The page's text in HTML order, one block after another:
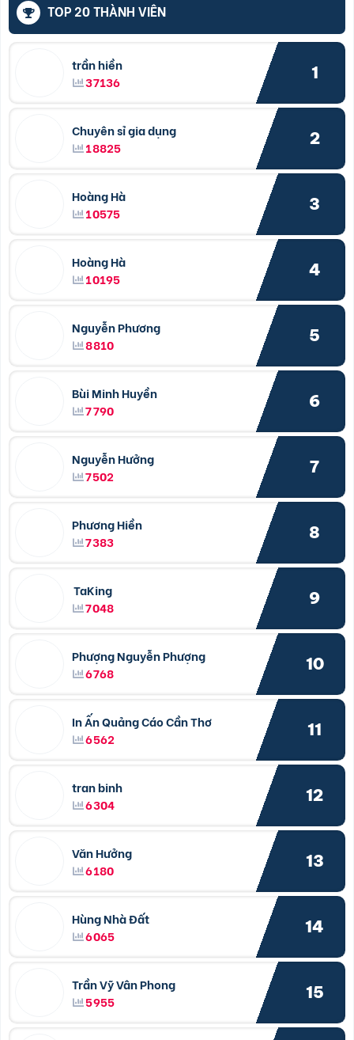
TOP 20 THÀNH VIÊN
trần hiền
37136
1
Chuyên sỉ gia dụng
18825
2
Hoàng Hà
10575
3
Hoàng Hà
10195
4
Nguyễn Phương
8810
5
Bùi Minh Huyền
7790
6
Nguyễn Hưởng
7502
7
Phương Hiền
7383
8
TaKing
7048
9
Phượng Nguyễn Phượng
6768
10
In Ấn Quảng Cáo Cần Thơ
6562
11
tran binh
6304
12
Văn Hưởng
6180
13
Hùng Nhà Đất
6065
14
Trần Vỹ Vân Phong
5955
15